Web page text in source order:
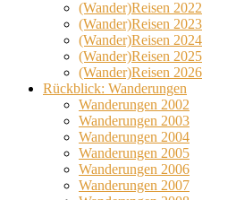
(Wander)Reisen 2022
(Wander)Reisen 2023
(Wander)Reisen 2024
(Wander)Reisen 2025
(Wander)Reisen 2026
Rückblick: Wanderungen
Wanderungen 2002
Wanderungen 2003
Wanderungen 2004
Wanderungen 2005
Wanderungen 2006
Wanderungen 2007